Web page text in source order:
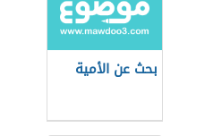
بحث عن الأمية